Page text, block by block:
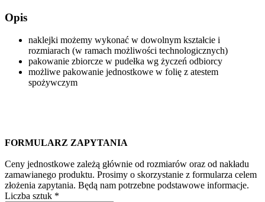
Opis
naklejki możemy wykonać w dowolnym kształcie i
rozmiarach (w ramach możliwości technologicznych)
pakowanie zbiorcze w pudełka wg życzeń odbiorcy
możliwe pakowanie jednostkowe w folię z atestem
spożywczym
FORMULARZ ZAPYTANIA
Ceny jednostkowe zależą głównie od rozmiarów oraz od nakładu
zamawianego produktu. Prosimy o skorzystanie z formularza celem
złożenia zapytania. Będą nam potrzebne podstawowe informacje.
Liczba sztuk *